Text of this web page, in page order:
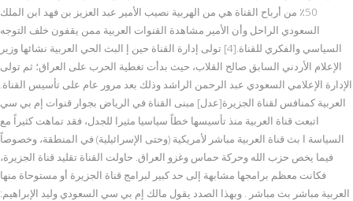
50٪ من أرباح القناة هي من الهربية نصيب الأمير عبد العزيز بن فهد ابن الملك
السعودي الراحل وأن الأمير مشاهدة القنوات العربية ممن يقفون خلف التوجه
السياسي والفكري للقناة.[4] تولى إدارة القناة حين إ البث الحي العربية نشائها وزير
الإعلام الأردني السابق صالح القلاب، حيث بدأت تغطية الحرب على العراق؛ ثم تولى
الإدارة الإعلامي السعودي عبد الرحمن الراشد وذلك بعد مرور عام على تأسيس القناة.
العربية كمنافس لقناة الجزيرة[عدل] مبنى القناة في الرياض بجوار قنوات إم بي سي
اتبعت قناة العربية منذ تأسيسها خطاً سياسيا مثيرا للجدل، فقد تماهت كثيراً مع
السياسة ا بث قناة العربية مباشر لأمريكية (وحتى الإسرائيلية) في المنطقة، وخصوصاً
فيما يخص حزب الله وحركة حماس وغزو العراق. حاولت القناة تقليد قناة الجزيرة،
فكانت معظم برامجها مشابهة إلى حد كبير لبرامج قناة الجزيرة أو مستوحاة منها
العربية مباشر بث مباشر . وبهذا الصدد يقول مالك إم بي سي السعودي وليد الإبراهيم: